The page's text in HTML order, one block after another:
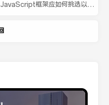
JavaScript框架应如何挑选以优